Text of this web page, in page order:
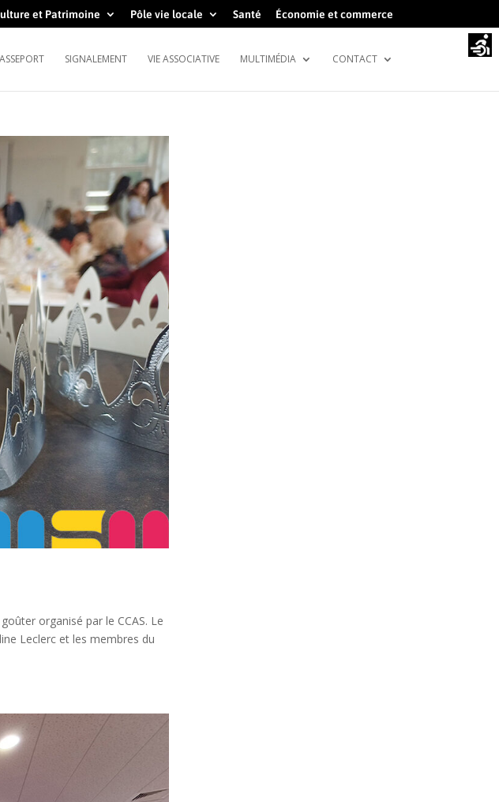
et Patrimoine Pôle vie locale Santé Économie et commerce
SIGNALEMENT VIE ASSOCIATIVE MULTIMÉDIA CONTACT
organisé par le CCAS. Le
Leclerc et les membres du